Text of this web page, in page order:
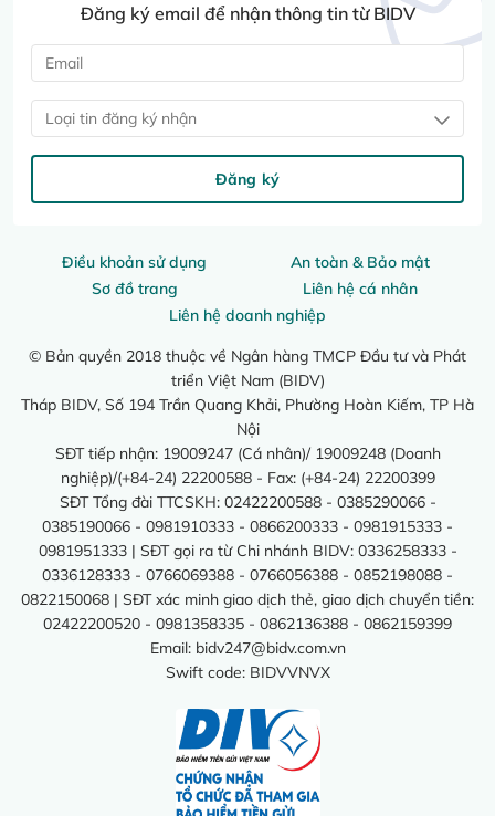
Điều khoản sử dụng
An toàn & Bảo mật
Sơ đồ trang
Liên hệ cá nhân
Liên hệ doanh nghiệp
© Bản quyền 2018 thuộc về Ngân hàng TMCP Đầu tư và Phát
triển Việt Nam (BIDV)
Tháp BIDV, Số 194 Trần Quang Khải, Phường Hoàn Kiếm, TP Hà
Nội
SĐT tiếp nhận: 19009247 (Cá nhân)/ 19009248 (Doanh
nghiệp)/(+84-24) 22200588 - Fax: (+84-24) 22200399
SĐT Tổng đài TTCSKH: 02422200588 - 0385290066 -
0385190066 - 0981910333 - 0866200333 - 0981915333 -
0981951333 | SĐT gọi ra từ Chi nhánh BIDV: 0336258333 -
0336128333 - 0766069388 - 0766056388 - 0852198088 -
0822150068 | SĐT xác minh giao dịch thẻ, giao dịch chuyển tiền:
02422200520 - 0981358335 - 0862136388 - 0862159399
Email: bidv247@bidv.com.vn
Swift code: BIDVVNVX
Đăng ký email để nhận thông tin từ BIDV
Loại tin đăng ký nhận
Đăng ký